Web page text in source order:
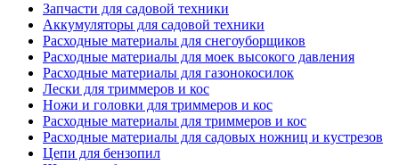
Запчасти для садовой техники
Аккумуляторы для садовой техники
Расходные материалы для снегоуборщиков
Расходные материалы для моек высокого давления
Расходные материалы для газонокосилок
Лески для триммеров и кос
Ножи и головки для триммеров и кос
Расходные материалы для триммеров и кос
Расходные материалы для садовых ножниц и кустрезов
Цепи для бензопил